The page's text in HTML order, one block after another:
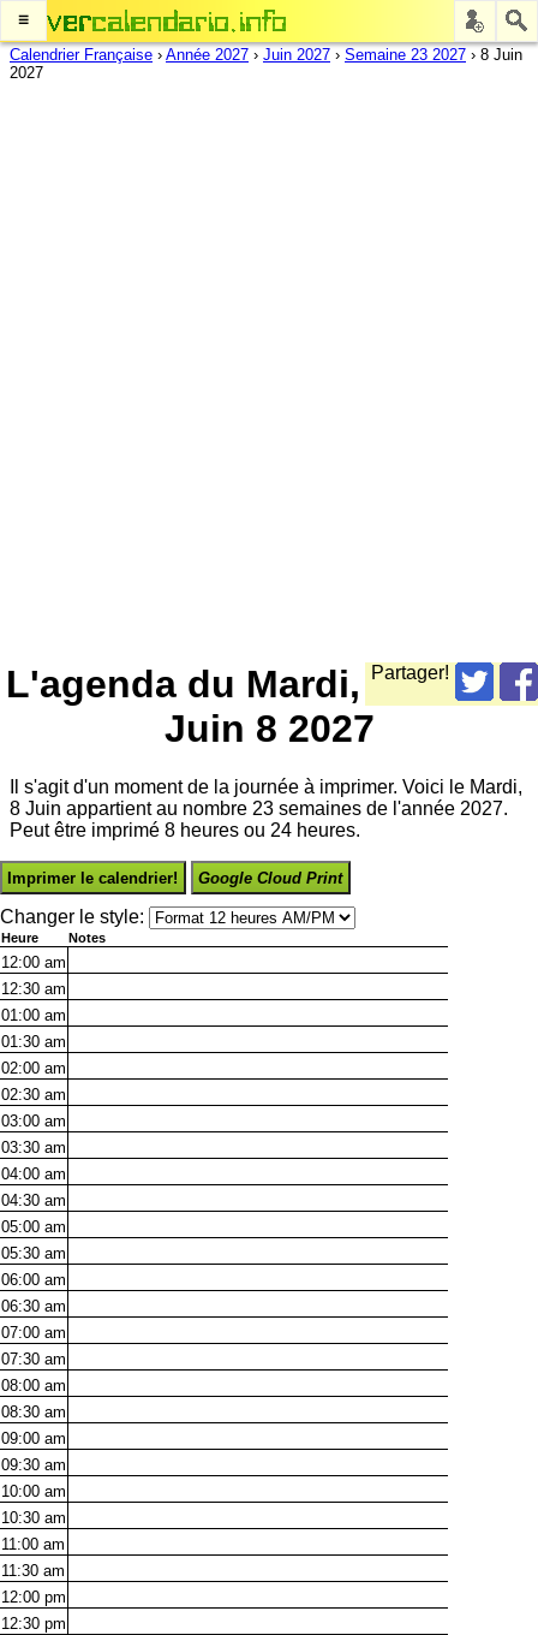
≡
Calendrier Française › Année 2027 › Juin 2027 › Semaine 23 2027 › 8 Juin
2027
Partager!
L'agenda du Mardi,
Juin 8 2027
Il s'agit d'un moment de la journée à imprimer. Voici le Mardi,
8 Juin appartient au nombre 23 semaines de l'année 2027.
Peut être imprimé 8 heures ou 24 heures.
Imprimer le calendrier! Google Cloud Print
Changer le style:
Heure Notes
12:00 am
12:30 am
01:00 am
01:30 am
02:00 am
02:30 am
03:00 am
03:30 am
04:00 am
04:30 am
05:00 am
05:30 am
06:00 am
06:30 am
07:00 am
07:30 am
08:00 am
08:30 am
09:00 am
09:30 am
10:00 am
10:30 am
11:00 am
11:30 am
12:00 pm
12:30 pm